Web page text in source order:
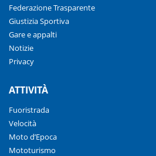
Federazione Trasparente
Giustizia Sportiva
Gare e appalti
Notizie
Privacy
ATTIVITÀ
Fuoristrada
Velocità
Moto d’Epoca
Mototurismo